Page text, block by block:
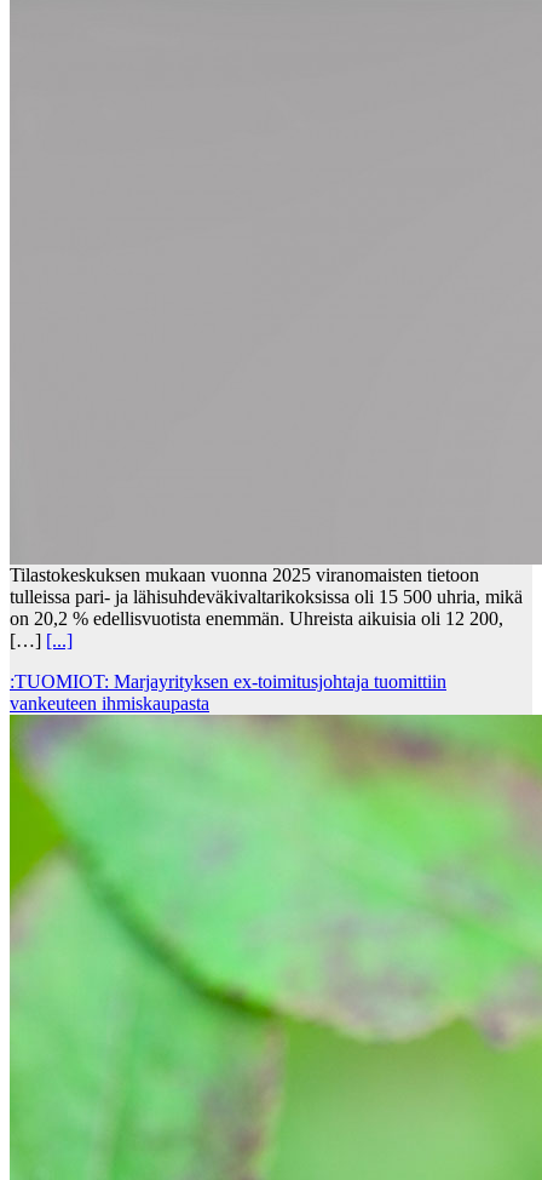
Tilastokeskuksen mukaan vuonna 2025 viranomaisten tietoon
tulleissa pari- ja lähisuhdeväkivaltarikoksissa oli 15 500 uhria, mikä
on 20,2 % edellisvuotista enemmän. Uhreista aikuisia oli 12 200,
[…] [...]
:TUOMIOT: Marjayrityksen ex-toimitusjohtaja tuomittiin
vankeuteen ihmiskaupasta